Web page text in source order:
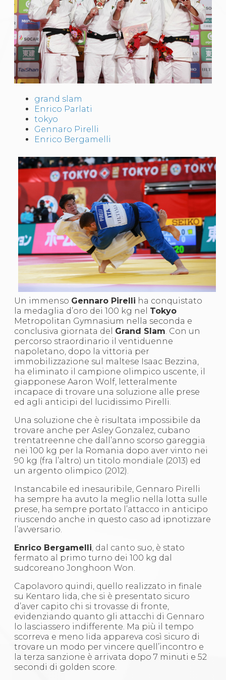
Albi Federali
Arbitri
Lotta
La disciplina
News
Gare e Risultati
Attività Didattica
Albi Federali
Attività Didattica
Albi Federali
Aikido
Ju Jitsu
Sumo
Capoeira
Grappling
BJJ
Pancrazio/Pankration
S'istrumpa
News
Calendario Attività
Difesa Personale MGA
La disciplina
News
Merchandising
Mappa del sito
Cerca
Contatti
News
Cookies Accept
Newsletter
Catalogo formativo
Webinar
Corsi Monotematici
Corsi di Specializzazione
Corsi FIJLKAM-FISDIR
Corsi Preparatore Fisico
Edutraining class - Didattica infantile
Corso dirigenti sportivi
Corso Direttore di Gara
Abilitazioni
Sportello Fiscale
News
Modulistica
FAQ
Quesiti fiscali
Sostenibilità
Documenti
grand slam
Enrico Parlati
tokyo
Gennaro Pirelli
Enrico Bergamelli
Un immenso Gennaro Pirelli ha conquistato
la medaglia d’oro dei 100 kg nel Tokyo
Metropolitan Gymnasium nella seconda e
conclusiva giornata del Grand Slam. Con un
percorso straordinario il ventiduenne
napoletano, dopo la vittoria per
immobilizzazione sul maltese Isaac Bezzina,
ha eliminato il campione olimpico uscente, il
giapponese Aaron Wolf, letteralmente
incapace di trovare una soluzione alle prese
ed agli anticipi del lucidissimo Pirelli.
Una soluzione che è risultata impossibile da
trovare anche per Asley Gonzalez, cubano
trentatreenne che dall’anno scorso gareggia
nei 100 kg per la Romania dopo aver vinto nei
90 kg (fra l’altro) un titolo mondiale (2013) ed
un argento olimpico (2012).
Instancabile ed inesauribile, Gennaro Pirelli
ha sempre ha avuto la meglio nella lotta sulle
prese, ha sempre portato l’attacco in anticipo
riuscendo anche in questo caso ad ipnotizzare
l’avversario.
Enrico Bergamelli, dal canto suo, è stato
fermato al primo turno dei 100 kg dal
sudcoreano Jonghoon Won.
Capolavoro quindi, quello realizzato in finale
su Kentaro Iida, che si è presentato sicuro
d’aver capito chi si trovasse di fronte,
evidenziando quanto gli attacchi di Gennaro
lo lasciassero indifferente. Ma più il tempo
scorreva e meno Iida appareva così sicuro di
trovare un modo per vincere quell’incontro e
la terza sanzione è arrivata dopo 7 minuti e 52
secondi di golden score.